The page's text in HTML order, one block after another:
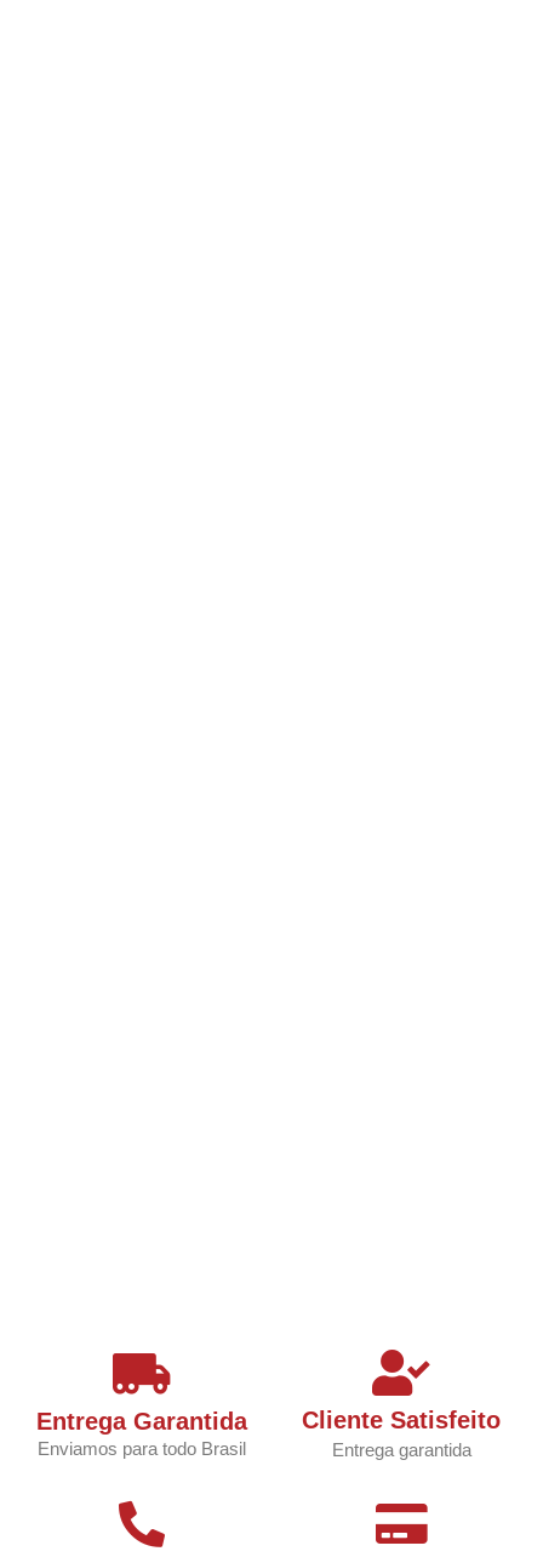
Entrega Garantida
Enviamos para todo Brasil
Cliente Satisfeito
Entrega garantida